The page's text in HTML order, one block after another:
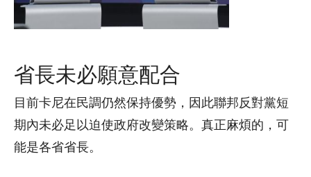
省長未必願意配合
目前卡尼在民調仍然保持優勢，因此聯邦反對黨短
期內未必足以迫使政府改變策略。真正麻煩的，可
能是各省省長。